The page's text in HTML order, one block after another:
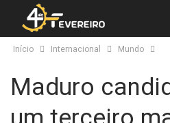
Início Internacional Mundo
Maduro